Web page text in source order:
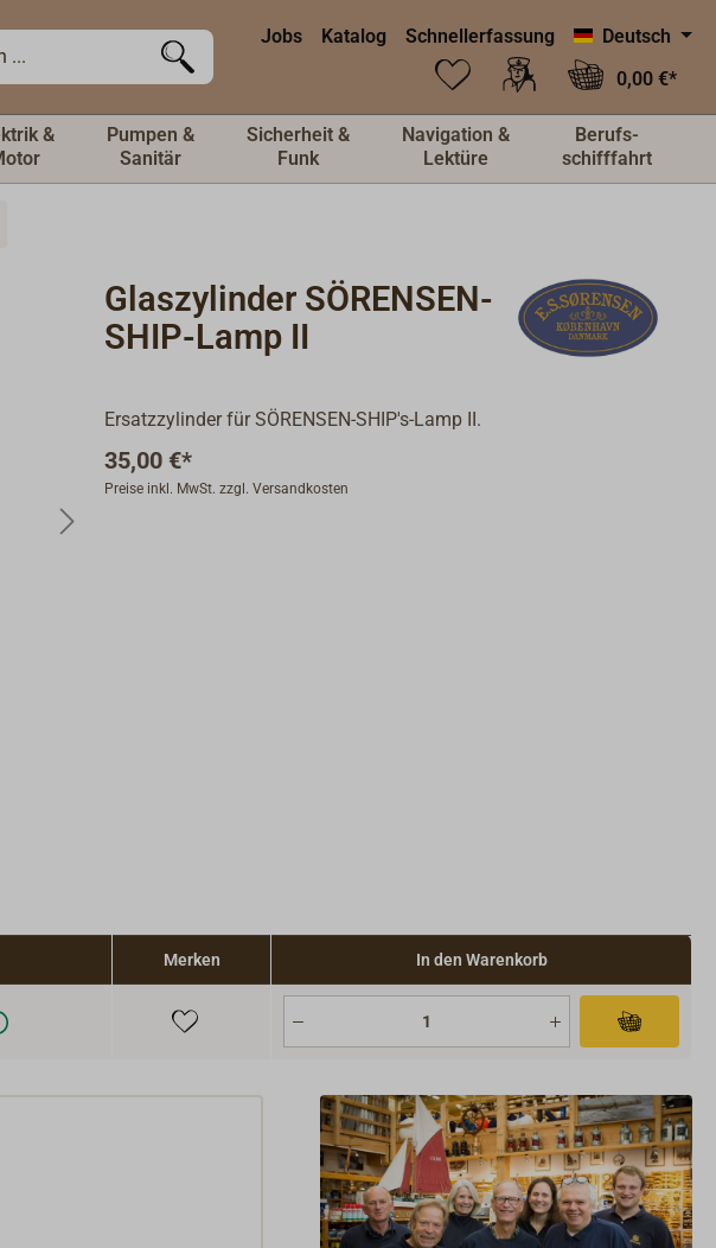
Jobs Katalog Schnellerfassung
Deutsch
0,00 €*
&
Pumpen &
Sanitär
Sicherheit &
Funk
Navigation &
Lektüre
Berufs-
schifffahrt
Glaszylinder SÖRENSEN-
SHIP-Lamp II
Ersatzzylinder für SÖRENSEN-SHIP's-Lamp II.
35,00 €*
Preise inkl. MwSt. zzgl. Versandkosten
Merken In den Warenkorb